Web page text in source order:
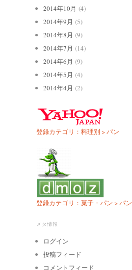
2014年10月 (4)
2014年9月 (5)
2014年8月 (9)
2014年7月 (14)
2014年6月 (9)
2014年5月 (4)
2014年4月 (2)
登録カテゴリ：料理別 > パン
登録カテゴリ：菓子・パン > パン
メタ情報
ログイン
投稿フィード
コメントフィード